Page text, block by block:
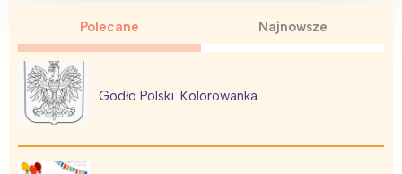
Polecane Najnowsze
Godło Polski. Kolorowanka